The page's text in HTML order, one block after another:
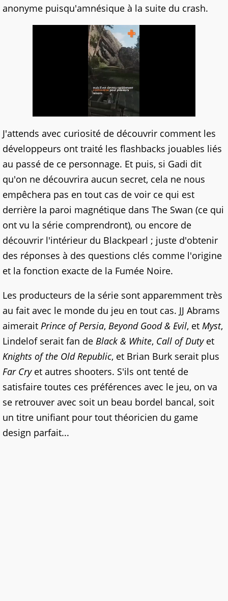
anonyme puisqu'amnésique à la suite du crash.
J'attends avec curiosité de découvrir comment les
développeurs ont traité les flashbacks jouables liés
au passé de ce personnage. Et puis, si Gadi dit
qu'on ne découvrira aucun secret, cela ne nous
empêchera pas en tout cas de voir ce qui est
derrière la paroi magnétique dans The Swan (ce qui
ont vu la série comprendront), ou encore de
découvrir l'intérieur du Blackpearl ; juste d'obtenir
des réponses à des questions clés comme l'origine
et la fonction exacte de la Fumée Noire.
Les producteurs de la série sont apparemment très
au fait avec le monde du jeu en tout cas. JJ Abrams
aimerait Prince of Persia, Beyond Good & Evil, et Myst,
Lindelof serait fan de Black & White, Call of Dutyet
Knights of the Old Republic, et Brian Burk serait plus
Far Cryet autres shooters. S'ils ont tenté de
satisfaire toutes ces préférences avec le jeu, on va
se retrouver avec soit un beau bordel bancal, soit
un titre unifiant pour tout théoricien du game
design parfait...